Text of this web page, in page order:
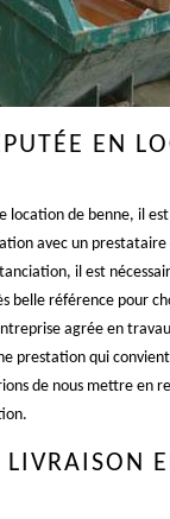
EN
location de benne, il
avec un
il est
belle référence pour
agrée en
prestation qui
de nous mettre en
LIVRAISON